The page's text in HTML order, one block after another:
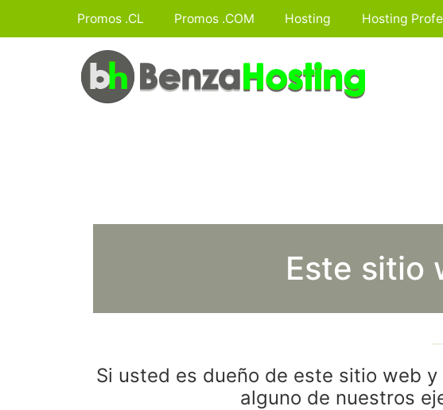
Promos .CL Promos .COM Hosting Hosting
Este sitio
Si usted es dueño de este sitio web
alguno de nuestros